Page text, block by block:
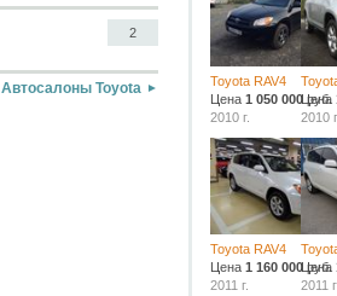
2
Автосалоны Toyota
Toyota RAV4
Цена 1 050 000 руб.
2010 г.
Цена
2010
Toyota RAV4
Цена 1 160 000 руб.
2011 г.
Цена
2011